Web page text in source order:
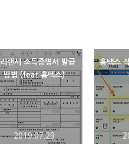
랜서 소득증명서 발급
방법 (feat 홈텍스)
2019.07.29
홈택스